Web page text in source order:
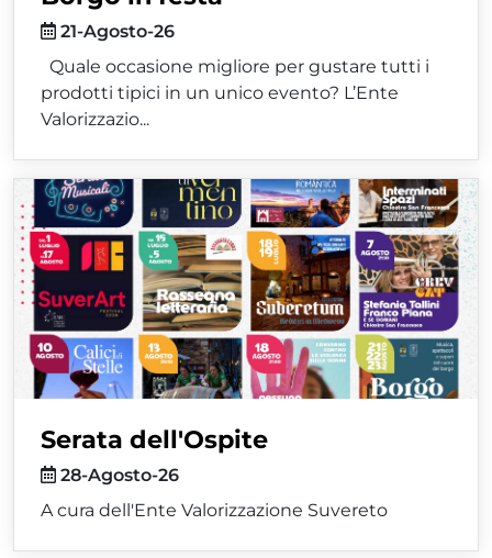
21-Agosto-26
Quale occasione migliore per gustare tutti i
prodotti tipici in un unico evento? L’Ente
Valorizzazio...
Serata dell'Ospite
28-Agosto-26
A cura dell'Ente Valorizzazione Suvereto